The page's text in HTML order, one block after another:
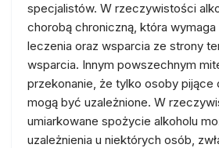
specjalistów. W rzeczywistości
chorobą chroniczną, która
leczenia oraz wsparcia ze strony
wsparcia. Innym powszechnym
przekonanie, że tylko osoby pijące
mogą być uzależnione. W
umiarkowane spożycie alkoholu
uzależnienia u niektórych osób,